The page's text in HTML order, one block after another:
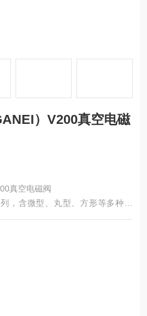
）V200真空电磁
真空电磁阀
，含微型、丸型、方形等多种结
制需求。全系列采用自研solenoid
，符合ROHS标准，适配多行业，
解决方案，助力企业优化设备、